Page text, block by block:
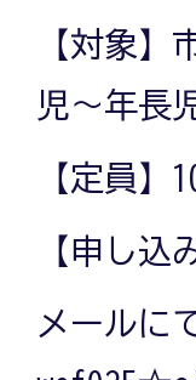
【対象】
児～年長
【定員】
【申し込
メールに